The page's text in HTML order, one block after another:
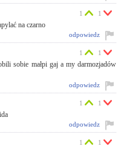
na czarno
1 1
odpowiedz
sobie małpi gaj a my darmozjadów
1 1
odpowiedz
1 1
odpowiedz
1 1